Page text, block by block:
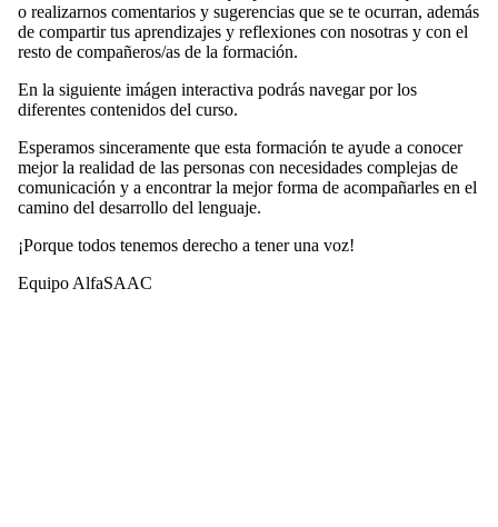
o realizarnos comentarios y sugerencias que se te ocurran, además
de compartir tus aprendizajes y reflexiones con nosotras y con el
resto de compañeros/as de la formación.
En la siguiente imágen interactiva podrás navegar por los
diferentes contenidos del curso.
Esperamos sinceramente que esta formación te ayude a conocer
mejor la realidad de las personas con necesidades complejas de
comunicación y a encontrar la mejor forma de acompañarles en el
camino del desarrollo del lenguaje.
¡Porque todos tenemos derecho a tener una voz!
Equipo AlfaSAAC